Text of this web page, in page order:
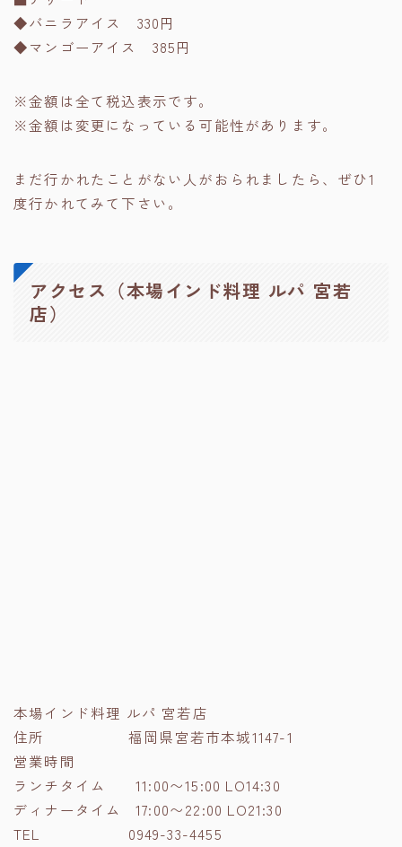
◆バニラアイス 330円
◆マンゴーアイス 385円
※金額は全て税込表示です。
※金額は変更になっている可能性があります。
まだ行かれたことがない人がおられましたら、ぜひ1
度行かれてみて下さい。
アクセス（本場インド料理 ルパ 宮若
店）
本場インド料理 ルパ 宮若店
住所 福岡県宮若市本城1147-1
営業時間
ランチタイム 11:00〜15:00 LO14:30
ディナータイム 17:00〜22:00 LO21:30
TEL 0949-33-4455